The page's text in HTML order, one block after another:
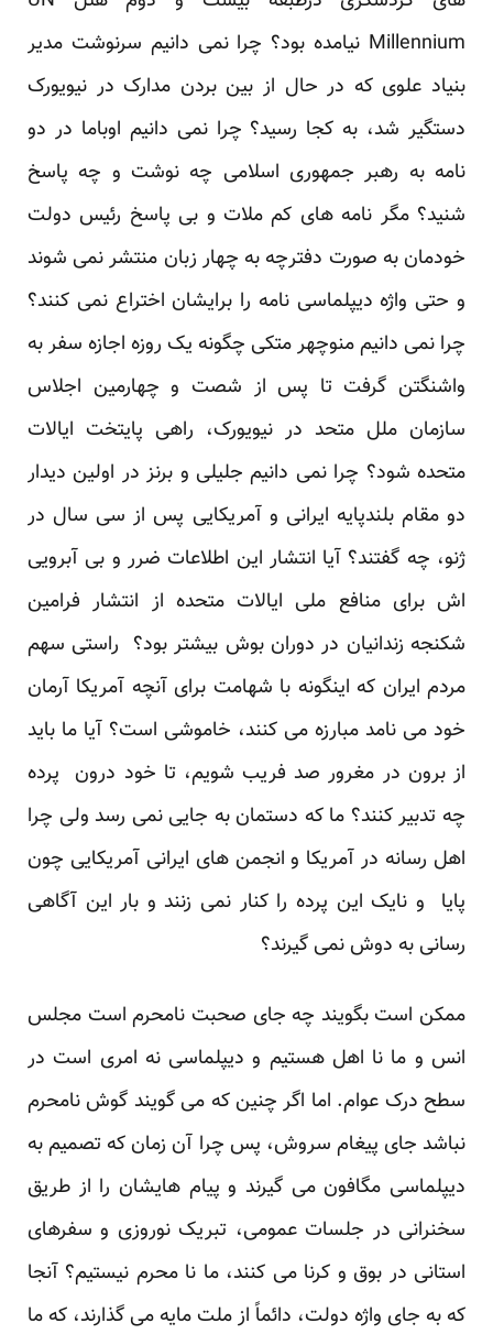
Millennium نیامده بود؟ چرا نمی دانیم سرنوشت مدیر
بنیاد علوی که در حال از بین بردن مدارک در نیویورک
دستگیر شد، به کجا رسید؟ چرا نمی دانیم اوباما در دو
نامه به رهبر جمهوری اسلامی چه نوشت و چه پاسخ
شنید؟ مگر نامه های کم ملات و بی پاسخ رئیس دولت
خودمان به صورت دفترچه به چهار زبان منتشر نمی شوند
و حتی واژه دیپلماسی نامه را برایشان اختراع نمی کنند؟
چرا نمی دانیم منوچهر متکی چگونه یک روزه اجازه سفر به
واشنگتن گرفت تا پس از شصت و چهارمین اجلاس
سازمان ملل متحد در نیویورک، راهی پایتخت ایالات
متحده شود؟ چرا نمی دانیم جلیلی و برنز در اولین دیدار
دو مقام بلندپایه ایرانی و آمریکایی پس از سی سال در
ژنو، چه گفتند؟ آیا انتشار این اطلاعات ضرر و بی آبرویی
اش برای منافع ملی ایالات متحده از انتشار فرامین
شکنجه زندانیان در دوران بوش بیشتر بود؟ راستی سهم
مردم ایران که اینگونه با شهامت برای آنچه آمریکا آرمان
خود می نامد مبارزه می کنند، خاموشی است؟ آیا ما باید
از برون در مغرور صد فریب شویم، تا خود درون پرده
چه تدبیر ‌کنند؟ ما که دستمان به جایی نمی رسد ولی چرا
اهل رسانه در آمریکا و انجمن های ایرانی آمریکایی چون
پایا و نایک این پرده را کنار نمی زنند و بار این آگاهی
رسانی به دوش نمی گیرند؟
ممکن است بگویند چه جای صحبت نامحرم است مجلس
انس و ما نا اهل هستیم و دیپلماسی نه امری است در
سطح درک عوام. اما اگر چنین که می گویند گوش نامحرم
نباشد جای پیغام سروش، پس چرا آن زمان که تصمیم به
دیپلماسی مگافون می گیرند و پیام هایشان را از طریق
سخنرانی در جلسات عمومی، تبریک نوروزی و سفرهای
استانی در بوق و کرنا می کنند، ما نا محرم نیستیم؟ آنجا
که به جای واژه دولت، دائماً از ملت مایه می گذارند، که ما